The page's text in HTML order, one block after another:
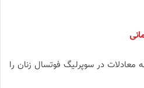
در سوپرلیگ فوتسال زنان را